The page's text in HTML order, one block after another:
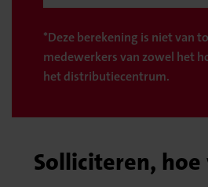
*Deze berekening is niet van
medewerkers van zowel het
het distributiecentrum.
Solliciteren,